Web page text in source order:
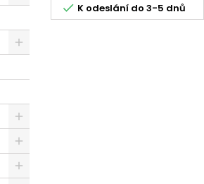
 K odeslání do 3-5 dnů